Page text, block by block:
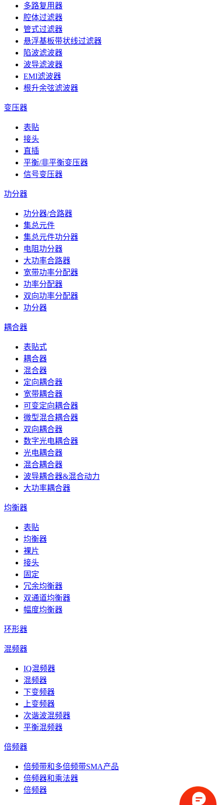
多路复用器
腔体过滤器
管式过滤器
悬浮基板带状线过滤器
陷波滤波器
波导滤波器
EMI滤波器
根升余弦滤波器
变压器
表贴
接头
直插
平衡/非平衡变压器
信号变压器
功分器
功分器/合路器
集总元件
集总元件功分器
电阻功分器
大功率合路器
宽带功率分配器
功率分配器
双向功率分配器
功分器
耦合器
表贴式
耦合器
混合器
定向耦合器
宽带耦合器
可变定向耦合器
微型混合耦合器
双向耦合器
数字光电耦合器
光电耦合器
混合耦合器
波导耦合器&混合动力
大功率耦合器
均衡器
表贴
均衡器
裸片
接头
固定
冗余均衡器
双通道均衡器
幅度均衡器
环形器
混频器
IQ混频器
混频器
下变频器
上变频器
次谐波混频器
平衡混频器
倍频器
倍频带和多倍频带SMA产品
倍频器和乘法器
倍频器